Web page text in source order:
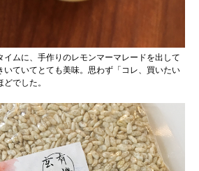
イムに、手作りのレモンマーマレードを出して
いていてとても美味。思わず「コレ、買いたい
でした。